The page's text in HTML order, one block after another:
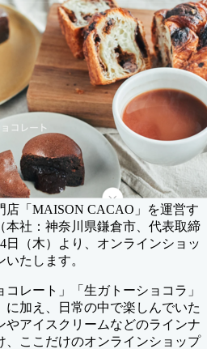
店「MAISON CACAO」を運営す
本社：神奈川県鎌倉市、代表取締
日（木）より、オンラインショッ
たします。
レート」「生ガトーショコラ」
に加え、日常の中で楽しんでいた
やアイスクリームなどのラインナ
、ここだけのオンラインショップ